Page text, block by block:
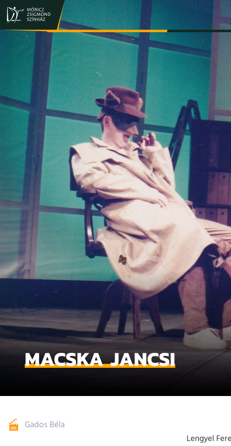
JEGY- ÉS BÉRLETVÁSÁRLÁS ELŐADÁSOK
MACSKA JANCSI
Gados Béla
Lengyel